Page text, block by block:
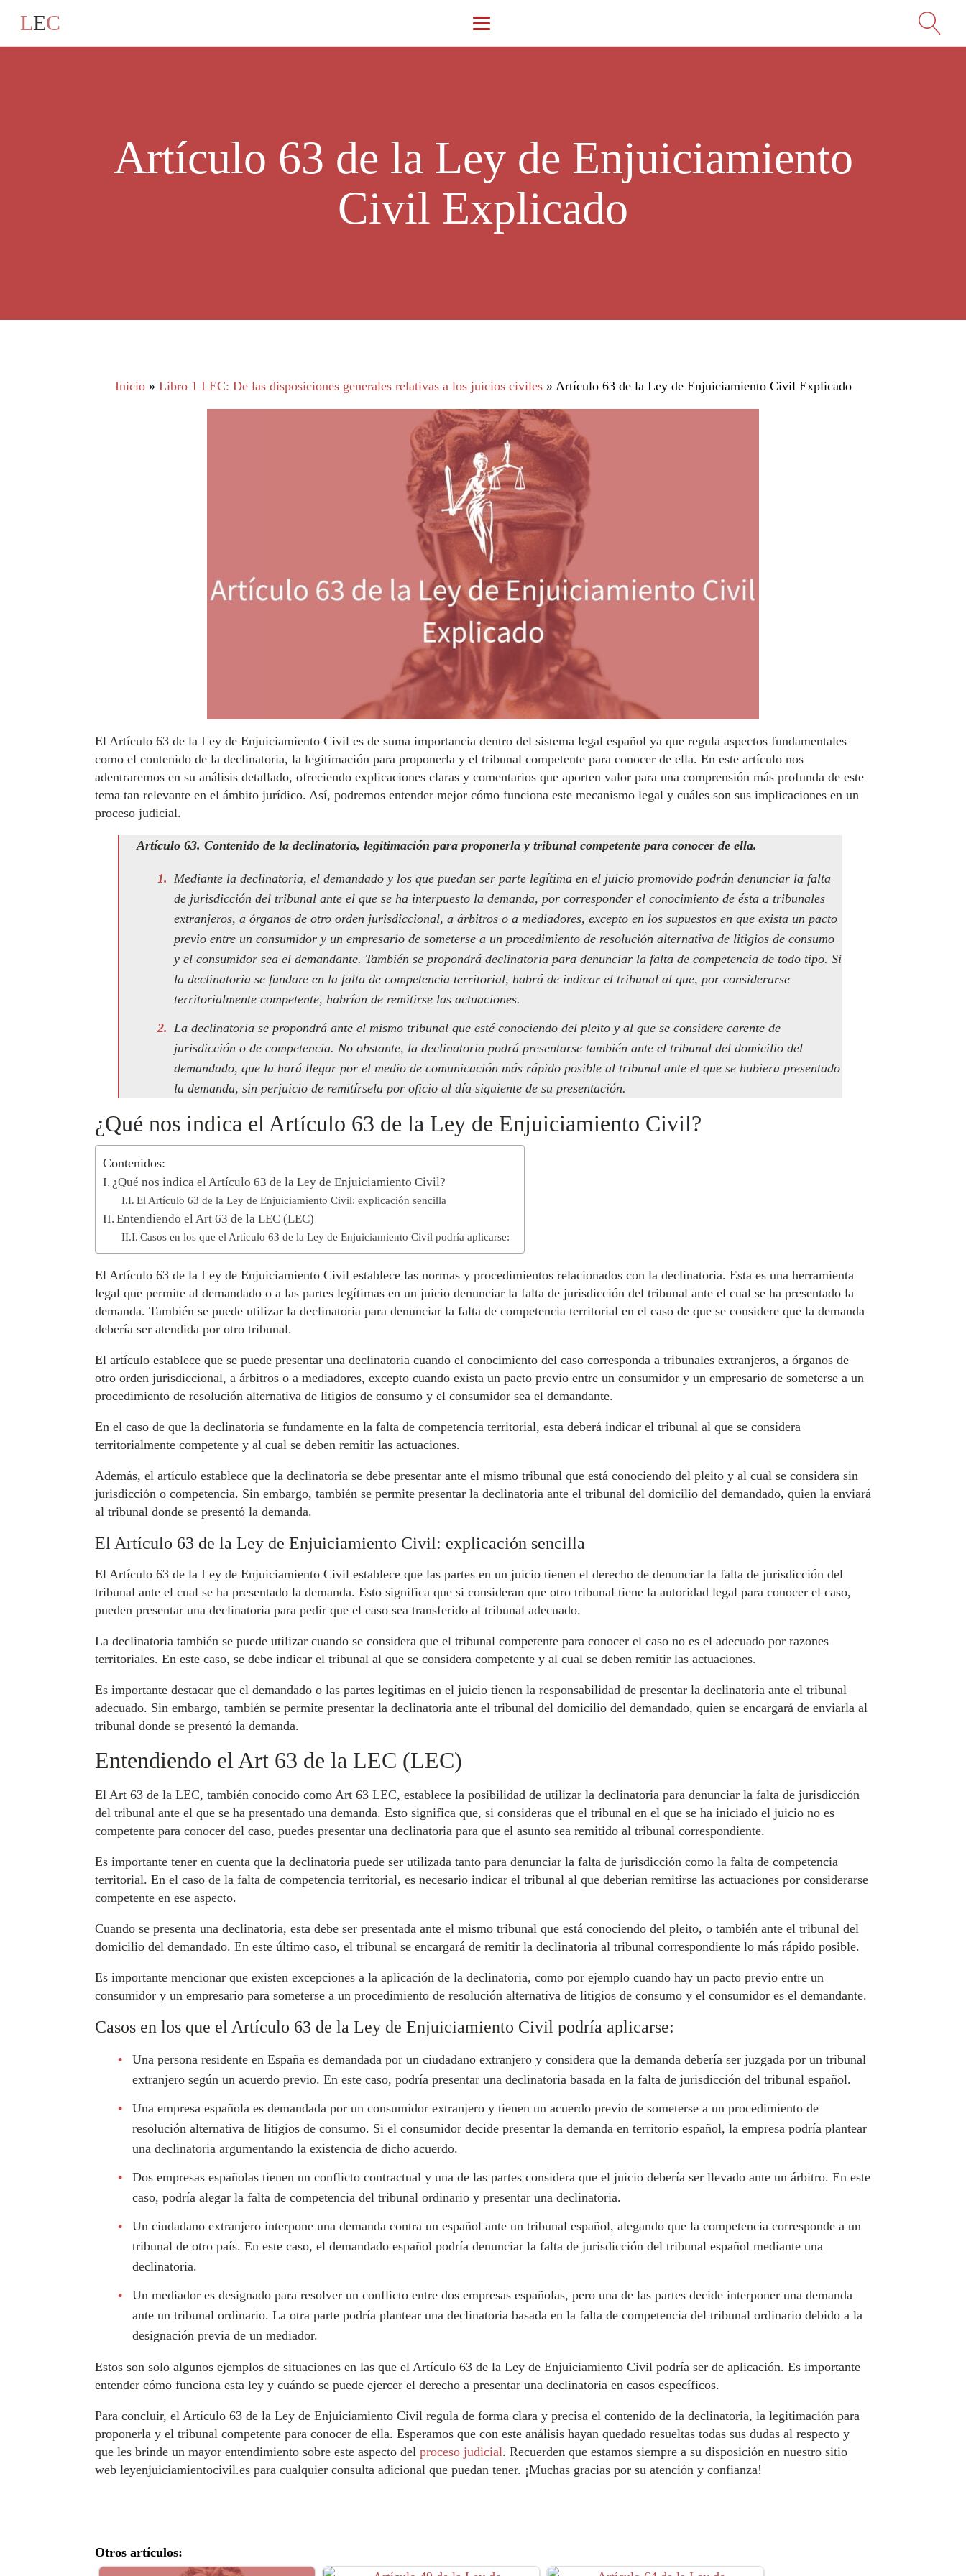
LEC
Artículo 63 de la Ley de Enjuiciamiento
Civil Explicado
Inicio» Libro 1 LEC: De las disposiciones generales relativas a los juicios civiles» Artículo 63 de la Ley de Enjuiciamiento Civil Explicado
El Artículo 63 de la Ley de Enjuiciamiento Civil es de suma importancia dentro del sistema legal español ya que regula aspectos fundamentales
como el contenido de la declinatoria, la legitimación para proponerla y el tribunal competente para conocer de ella. En este artículo nos
adentraremos en su análisis detallado, ofreciendo explicaciones claras y comentarios que aporten valor para una comprensión más profunda de este
tema tan relevante en el ámbito jurídico. Así, podremos entender mejor cómo funciona este mecanismo legal y cuáles son sus implicaciones en un
proceso judicial.
Artículo 63. Contenido de la declinatoria, legitimación para proponerla y tribunal competente para conocer de ella.
Mediante la declinatoria, el demandado y los que puedan ser parte legítima en el juicio promovido podrán denunciar la falta
de jurisdicción del tribunal ante el que se ha interpuesto la demanda, por corresponder el conocimiento de ésta a tribunales
extranjeros, a órganos de otro orden jurisdiccional, a árbitros o a mediadores, excepto en los supuestos en que exista un pacto
previo entre un consumidor y un empresario de someterse a un procedimiento de resolución alternativa de litigios de consumo
y el consumidor sea el demandante. También se propondrá declinatoria para denunciar la falta de competencia de todo tipo. Si
la declinatoria se fundare en la falta de competencia territorial, habrá de indicar el tribunal al que, por considerarse
territorialmente competente, habrían de remitirse las actuaciones.
La declinatoria se propondrá ante el mismo tribunal que esté conociendo del pleito y al que se considere carente de
jurisdicción o de competencia. No obstante, la declinatoria podrá presentarse también ante el tribunal del domicilio del
demandado, que la hará llegar por el medio de comunicación más rápido posible al tribunal ante el que se hubiera presentado
la demanda, sin perjuicio de remitírsela por oficio al día siguiente de su presentación.
¿Qué nos indica el Artículo 63 de la Ley de Enjuiciamiento Civil?
Contenidos:
¿Qué nos indica el Artículo 63 de la Ley de Enjuiciamiento Civil?
El Artículo 63 de la Ley de Enjuiciamiento Civil: explicación sencilla
Entendiendo el Art 63 de la LEC (LEC)
Casos en los que el Artículo 63 de la Ley de Enjuiciamiento Civil podría aplicarse:
El Artículo 63 de la Ley de Enjuiciamiento Civil establece las normas y procedimientos relacionados con la declinatoria. Esta es una herramienta
legal que permite al demandado o a las partes legítimas en un juicio denunciar la falta de jurisdicción del tribunal ante el cual se ha presentado la
demanda. También se puede utilizar la declinatoria para denunciar la falta de competencia territorial en el caso de que se considere que la demanda
debería ser atendida por otro tribunal.
El artículo establece que se puede presentar una declinatoria cuando el conocimiento del caso corresponda a tribunales extranjeros, a órganos de
otro orden jurisdiccional, a árbitros o a mediadores, excepto cuando exista un pacto previo entre un consumidor y un empresario de someterse a un
procedimiento de resolución alternativa de litigios de consumo y el consumidor sea el demandante.
En el caso de que la declinatoria se fundamente en la falta de competencia territorial, esta deberá indicar el tribunal al que se considera
territorialmente competente y al cual se deben remitir las actuaciones.
Además, el artículo establece que la declinatoria se debe presentar ante el mismo tribunal que está conociendo del pleito y al cual se considera sin
jurisdicción o competencia. Sin embargo, también se permite presentar la declinatoria ante el tribunal del domicilio del demandado, quien la enviará
al tribunal donde se presentó la demanda.
El Artículo 63 de la Ley de Enjuiciamiento Civil: explicación sencilla
El Artículo 63 de la Ley de Enjuiciamiento Civil establece que las partes en un juicio tienen el derecho de denunciar la falta de jurisdicción del
tribunal ante el cual se ha presentado la demanda. Esto significa que si consideran que otro tribunal tiene la autoridad legal para conocer el caso,
pueden presentar una declinatoria para pedir que el caso sea transferido al tribunal adecuado.
La declinatoria también se puede utilizar cuando se considera que el tribunal competente para conocer el caso no es el adecuado por razones
territoriales. En este caso, se debe indicar el tribunal al que se considera competente y al cual se deben remitir las actuaciones.
Es importante destacar que el demandado o las partes legítimas en el juicio tienen la responsabilidad de presentar la declinatoria ante el tribunal
adecuado. Sin embargo, también se permite presentar la declinatoria ante el tribunal del domicilio del demandado, quien se encargará de enviarla al
tribunal donde se presentó la demanda.
Entendiendo el Art 63 de la LEC (LEC)
El Art 63 de la LEC, también conocido como Art 63 LEC, establece la posibilidad de utilizar la declinatoria para denunciar la falta de jurisdicción
del tribunal ante el que se ha presentado una demanda. Esto significa que, si consideras que el tribunal en el que se ha iniciado el juicio no es
competente para conocer del caso, puedes presentar una declinatoria para que el asunto sea remitido al tribunal correspondiente.
Es importante tener en cuenta que la declinatoria puede ser utilizada tanto para denunciar la falta de jurisdicción como la falta de competencia
territorial. En el caso de la falta de competencia territorial, es necesario indicar el tribunal al que deberían remitirse las actuaciones por considerarse
competente en ese aspecto.
Cuando se presenta una declinatoria, esta debe ser presentada ante el mismo tribunal que está conociendo del pleito, o también ante el tribunal del
domicilio del demandado. En este último caso, el tribunal se encargará de remitir la declinatoria al tribunal correspondiente lo más rápido posible.
Es importante mencionar que existen excepciones a la aplicación de la declinatoria, como por ejemplo cuando hay un pacto previo entre un
consumidor y un empresario para someterse a un procedimiento de resolución alternativa de litigios de consumo y el consumidor es el demandante.
Casos en los que el Artículo 63 de la Ley de Enjuiciamiento Civil podría aplicarse:
Una persona residente en España es demandada por un ciudadano extranjero y considera que la demanda debería ser juzgada por un tribunal
extranjero según un acuerdo previo. En este caso, podría presentar una declinatoria basada en la falta de jurisdicción del tribunal español.
Una empresa española es demandada por un consumidor extranjero y tienen un acuerdo previo de someterse a un procedimiento de
resolución alternativa de litigios de consumo. Si el consumidor decide presentar la demanda en territorio español, la empresa podría plantear
una declinatoria argumentando la existencia de dicho acuerdo.
Dos empresas españolas tienen un conflicto contractual y una de las partes considera que el juicio debería ser llevado ante un árbitro. En este
caso, podría alegar la falta de competencia del tribunal ordinario y presentar una declinatoria.
Un ciudadano extranjero interpone una demanda contra un español ante un tribunal español, alegando que la competencia corresponde a un
tribunal de otro país. En este caso, el demandado español podría denunciar la falta de jurisdicción del tribunal español mediante una
declinatoria.
Un mediador es designado para resolver un conflicto entre dos empresas españolas, pero una de las partes decide interponer una demanda
ante un tribunal ordinario. La otra parte podría plantear una declinatoria basada en la falta de competencia del tribunal ordinario debido a la
designación previa de un mediador.
Estos son solo algunos ejemplos de situaciones en las que el Artículo 63 de la Ley de Enjuiciamiento Civil podría ser de aplicación. Es importante
entender cómo funciona esta ley y cuándo se puede ejercer el derecho a presentar una declinatoria en casos específicos.
Para concluir, el Artículo 63 de la Ley de Enjuiciamiento Civil regula de forma clara y precisa el contenido de la declinatoria, la legitimación para
proponerla y el tribunal competente para conocer de ella. Esperamos que con este análisis hayan quedado resueltas todas sus dudas al respecto y
que les brinde un mayor entendimiento sobre este aspecto del proceso judicial. Recuerden que estamos siempre a su disposición en nuestro sitio
web leyenjuiciamientocivil.es para cualquier consulta adicional que puedan tener. ¡Muchas gracias por su atención y confianza!
Otros artículos: